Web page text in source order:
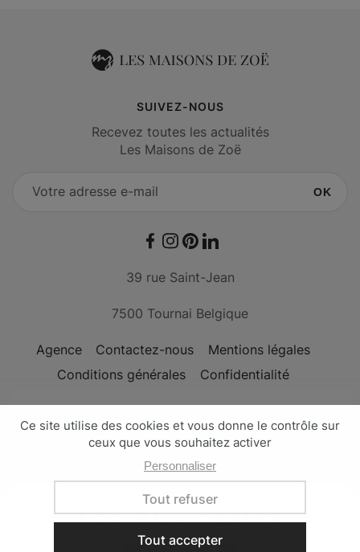
L'esprit Lavande (Esp)
ESPAGNE - ESPAGNE
Agence Contactez-nous
Mentions légales
Conditions générales
Confidentialité
39 rue Saint-Jean
7500 Tournai Belgique
SUIVEZ-NOUS
Recevez toutes les actualités
Les Maisons de Zoë
OK
Les Maisons de Zoë - © Copyright 2026